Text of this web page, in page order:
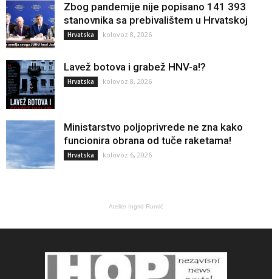
Zbog pandemije nije popisano 141 393
stanovnika sa prebivalištem u Hrvatskoj
Hrvatska kolovoz 8, 2026
Lavež botova i grabež HNV-a!?
Hrvatska kolovoz 8, 2026
Ministarstvo poljoprivrede ne zna kako
funcionira obrana od tuče raketama!
Hrvatska kolovoz 6, 2026
Atelier Ingrid Runtić